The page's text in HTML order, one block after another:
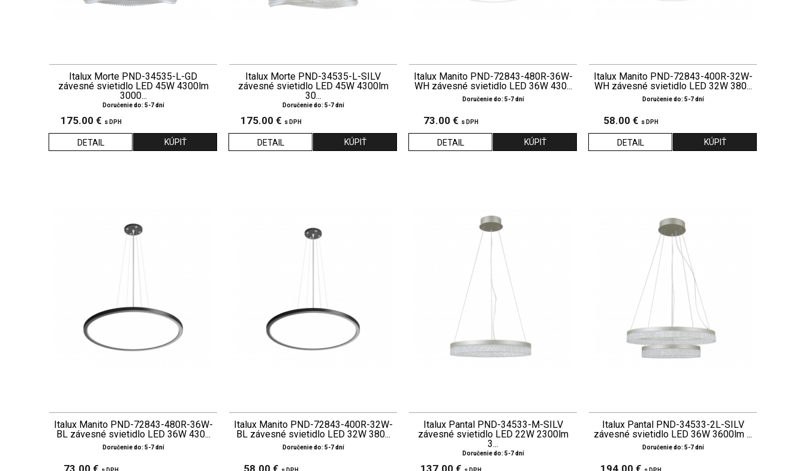
Italux Morte PND-34535-L-GD
závesné svietidlo LED 45W 4300lm
3000...
Doručenie do: 5-7 dní
175.00 € s DPH
DETAIL
Italux Morte PND-34535-L-SILV
závesné svietidlo LED 45W 4300lm
30...
Doručenie do: 5-7 dní
175.00 € s DPH
DETAIL
Italux Manito PND-72843-480R-36W-
WH závesné svietidlo LED 36W 430...
Doručenie do: 5-7 dní
73.00 € s DPH
DETAIL
Italux Manito PND-72843-400R-32W-
WH závesné svietidlo LED 32W 380...
Doručenie do: 5-7 dní
58.00 € s DPH
DETAIL
Italux Manito PND-72843-480R-36W-
BL závesné svietidlo LED 36W 430...
Doručenie do: 5-7 dní
Italux Manito PND-72843-400R-32W-
BL závesné svietidlo LED 32W 380...
Doručenie do: 5-7 dní
Italux Pantal PND-34533-M-SILV
závesné svietidlo LED 22W 2300lm
3...
Doručenie do: 5-7 dní
Italux Pantal PND-34533-2L-SILV
závesné svietidlo LED 36W 3600lm ...
Doručenie do: 5-7 dní